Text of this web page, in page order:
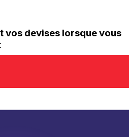
vos devises lorsque vous
Convertissez des devises,